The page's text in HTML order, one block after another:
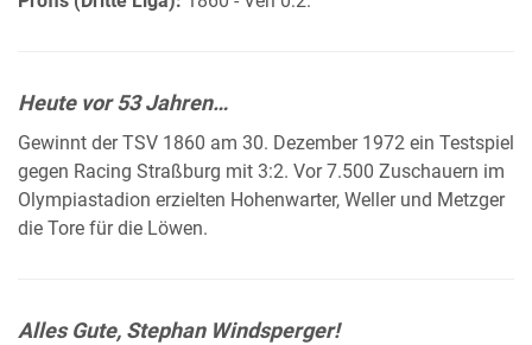
Heute vor 53 Jahren…
Gewinnt der TSV 1860 am 30. Dezember 1972 ein Testspiel
gegen Racing Straßburg mit 3:2. Vor 7.500 Zuschauern im
Olympiastadion erzielten Hohenwarter, Weller und Metzger
die Tore für die Löwen.
Alles Gute, Stephan Windsperger!